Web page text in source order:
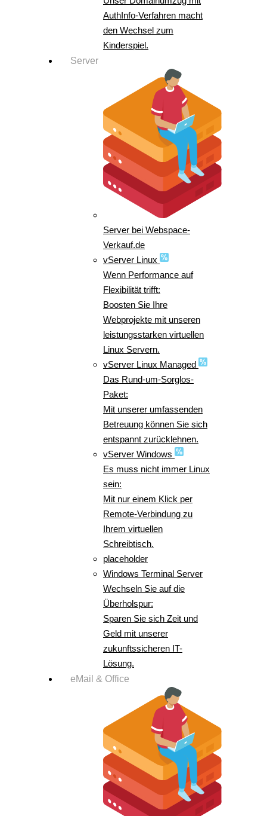
AuthInfo-Verfahren macht
den Wechsel zum
Kinderspiel.
Server
Server bei Webspace-
Verkauf.de
vServer Linux
Wenn Performance auf
Flexibilität trifft:
Boosten Sie Ihre
Webprojekte mit unseren
leistungsstarken virtuellen
Linux Servern.
vServer Linux Managed
Das Rund-um-Sorglos-
Paket:
Mit unserer umfassenden
Betreuung können Sie sich
entspannt zurücklehnen.
vServer Windows
Es muss nicht immer Linux
sein:
Mit nur einem Klick per
Remote-Verbindung zu
Ihrem virtuellen
Schreibtisch.
placeholder
Windows Terminal Server
Wechseln Sie auf die
Überholspur:
Sparen Sie sich Zeit und
Geld mit unserer
zukunftssicheren IT-
Lösung.
eMail & Office